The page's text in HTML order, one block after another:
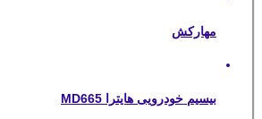
مهارکش
بیسیم خودرویی هایترا MD665